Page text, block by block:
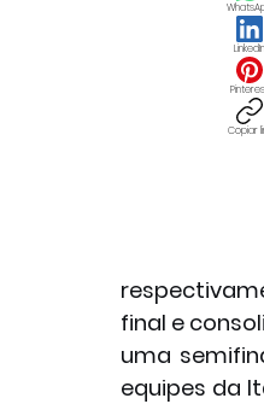
final e
uma
equipes da
LinkedIn
Copiar